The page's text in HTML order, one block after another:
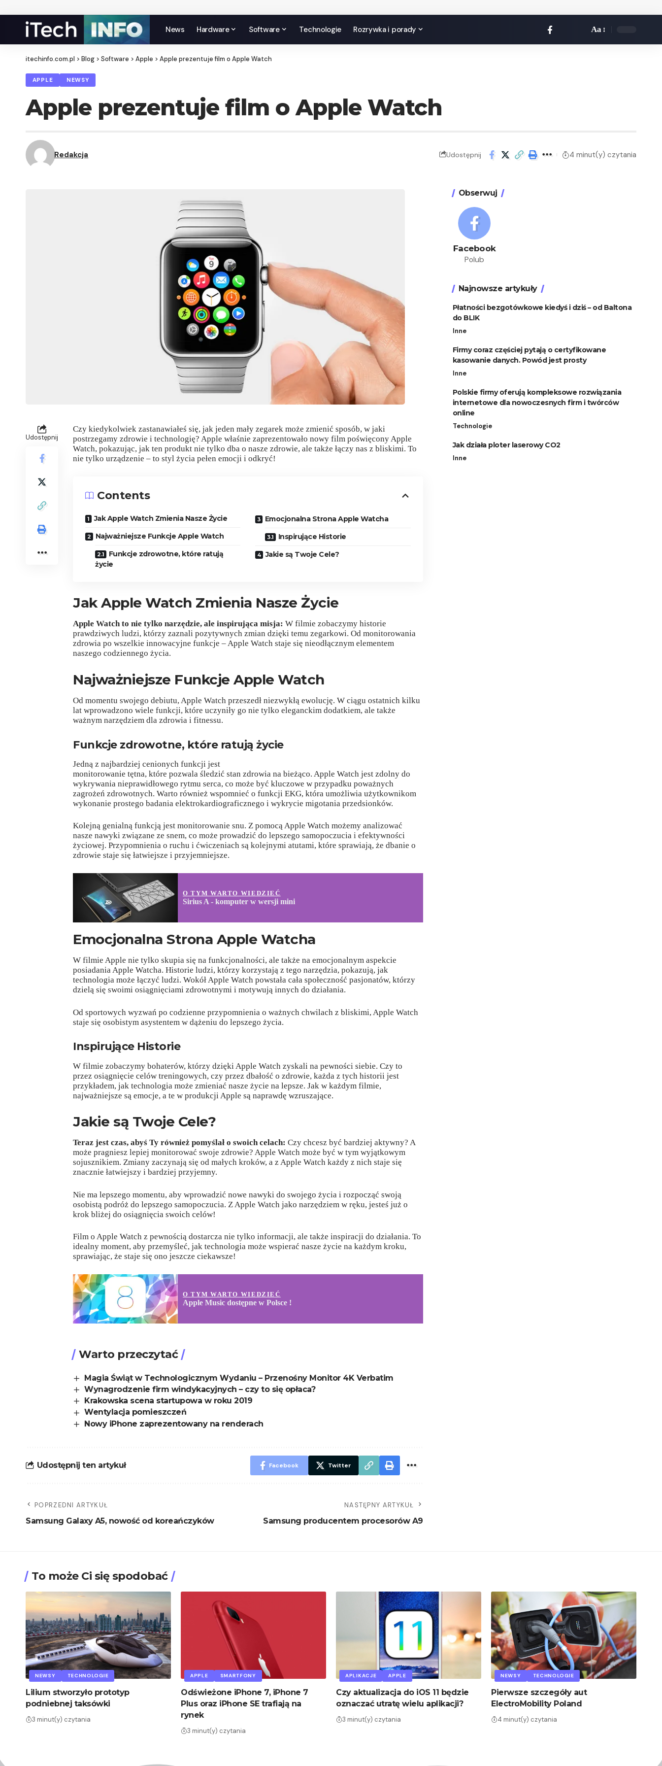
News Hardware Software Technologie Rozrywka i porady Aa
itechinfo.com.pl > Blog > Software > Apple > Apple prezentuje film o Apple Watch
APPLE NEWSY
Apple prezentuje film o Apple Watch
Redakcja Udostępnij 4 minut(y) czytania
Udostępnij
Czy kiedykolwiek zastanawiałeś się, jak jeden mały zegarek może zmienić sposób, w jaki
postrzegamy zdrowie i technologię? Apple właśnie zaprezentowało nowy film poświęcony Apple
Watch, pokazując, jak ten produkt nie tylko dba o nasze zdrowie, ale także łączy nas z bliskimi. To
nie tylko urządzenie – to styl życia pełen emocji i odkryć!
Contents
Jak Apple Watch Zmienia Nasze Życie
Najważniejsze Funkcje Apple Watch
Funkcje zdrowotne, które ratują
życie
Emocjonalna Strona Apple Watcha
Inspirujące Historie
Jakie są Twoje Cele?
Jak Apple Watch Zmienia Nasze Życie
Apple Watch to nie tylko narzędzie, ale inspirująca misja: W filmie zobaczymy historie
prawdziwych ludzi, którzy zaznali pozytywnych zmian dzięki temu zegarkowi. Od monitorowania
zdrowia po wszelkie innowacyjne funkcje – Apple Watch staje się nieodłącznym elementem
naszego codziennego życia.
Najważniejsze Funkcje Apple Watch
Od momentu swojego debiutu, Apple Watch przeszedł niezwykłą ewolucję. W ciągu ostatnich kilku
lat wprowadzono wiele funkcji, które uczyniły go nie tylko eleganckim dodatkiem, ale także
ważnym narzędziem dla zdrowia i fitnessu.
Funkcje zdrowotne, które ratują życie
Jedną z najbardziej cenionych funkcji jest
monitorowanie tętna, które pozwala śledzić stan zdrowia na bieżąco. Apple Watch jest zdolny do
wykrywania nieprawidłowego rytmu serca, co może być kluczowe w przypadku poważnych
zagrożeń zdrowotnych. Warto również wspomnieć o funkcji EKG, która umożliwia użytkownikom
wykonanie prostego badania elektrokardiograficznego i wykrycie migotania przedsionków.
Kolejną genialną funkcją jest monitorowanie snu. Z pomocą Apple Watch możemy analizować
nasze nawyki związane ze snem, co może prowadzić do lepszego samopoczucia i efektywności
życiowej. Przypomnienia o ruchu i ćwiczeniach są kolejnymi atutami, które sprawiają, że dbanie o
zdrowie staje się łatwiejsze i przyjemniejsze.
O TYM WARTO WIEDZIEĆ
Sirius A - komputer w wersji mini
Emocjonalna Strona Apple Watcha
W filmie Apple nie tylko skupia się na funkcjonalności, ale także na emocjonalnym aspekcie
posiadania Apple Watcha. Historie ludzi, którzy korzystają z tego narzędzia, pokazują, jak
technologia może łączyć ludzi. Wokół Apple Watch powstała cała społeczność pasjonatów, którzy
dzielą się swoimi osiągnięciami zdrowotnymi i motywują innych do działania.
Od sportowych wyzwań po codzienne przypomnienia o ważnych chwilach z bliskimi, Apple Watch
staje się osobistym asystentem w dążeniu do lepszego życia.
Inspirujące Historie
W filmie zobaczymy bohaterów, którzy dzięki Apple Watch zyskali na pewności siebie. Czy to
przez osiągnięcie celów treningowych, czy przez dbałość o zdrowie, każda z tych historii jest
przykładem, jak technologia może zmieniać nasze życie na lepsze. Jak w każdym filmie,
najważniejsze są emocje, a te w produkcji Apple są naprawdę wzruszające.
Jakie są Twoje Cele?
Teraz jest czas, abyś Ty również pomyślał o swoich celach: Czy chcesz być bardziej aktywny? A
może pragniesz lepiej monitorować swoje zdrowie? Apple Watch może być w tym wyjątkowym
sojusznikiem. Zmiany zaczynają się od małych kroków, a z Apple Watch każdy z nich staje się
znacznie łatwiejszy i bardziej przyjemny.
Nie ma lepszego momentu, aby wprowadzić nowe nawyki do swojego życia i rozpocząć swoją
osobistą podróż do lepszego samopoczucia. Z Apple Watch jako narzędziem w ręku, jesteś już o
krok bliżej do osiągnięcia swoich celów!
Film o Apple Watch z pewnością dostarcza nie tylko informacji, ale także inspiracji do działania. To
idealny moment, aby przemyśleć, jak technologia może wspierać nasze życie na każdym kroku,
sprawiając, że staje się ono jeszcze ciekawsze!
O TYM WARTO WIEDZIEĆ
Apple Music dostępne w Polsce !
Warto przeczytać
Magia Świąt w Technologicznym Wydaniu – Przenośny Monitor 4K Verbatim
Wynagrodzenie firm windykacyjnych – czy to się opłaca?
Krakowska scena startupowa w roku 2019
Wentylacja pomieszczeń
Nowy iPhone zaprezentowany na renderach
Udostępnij ten artykuł Facebook Twitter
POPRZEDNI ARTYKUŁ
Samsung Galaxy A5, nowość od koreańczyków
NASTĘPNY ARTYKUŁ
Samsung producentem procesorów A9
Obserwuj
Facebook
Polub
Najnowsze artykuły
Płatności bezgotówkowe kiedyś i dziś – od Baltona
do BLIK
Inne
Firmy coraz częściej pytają o certyfikowane
kasowanie danych. Powód jest prosty
Inne
Polskie firmy oferują kompleksowe rozwiązania
internetowe dla nowoczesnych firm i twórców
online
Technologie
Jak działa ploter laserowy CO2
Inne
To może Ci się spodobać
NEWSY TECHNOLOGIE
Lilium stworzyło prototyp
podniebnej taksówki
3 minut(y) czytania
APPLE SMARTFONY
Odświeżone iPhone 7, iPhone 7
Plus oraz iPhone SE trafiają na
rynek
3 minut(y) czytania
APLIKACJE APPLE
Czy aktualizacja do iOS 11 będzie
oznaczać utratę wielu aplikacji?
3 minut(y) czytania
NEWSY TECHNOLOGIE
Pierwsze szczegóły aut
ElectroMobility Poland
4 minut(y) czytania